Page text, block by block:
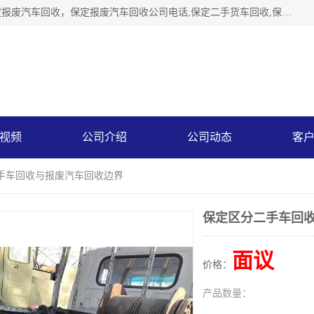
保定辉领再生资源回收有限公司主要经营保定旧车回收，保定报废汽车回收，保定报废汽车回收公司电话,保定二手货车回收,保定黄标车回收, 保定黄标车回收，保定哪里收报废车，保定废旧汽车回收，保定汽车报废手续办理，保定汽车解体厂。将通过采取区域限行促进淘汰、经济补助激励新、加大上路*法处罚、加强达标排放监管等综合措施，对老旧机动车逐步实行末位淘汰，加快老旧机动车淘汰新
频 公司介绍 公司动态 客
车回收与报废汽车回收边界
保定区分二手车回
价格： 面议
产品数量：